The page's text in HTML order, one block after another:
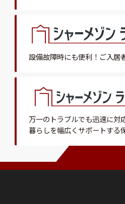
設備故障時にも便利！ ご入居
万一のトラブルでも迅速に対
暮らしを幅広くサポートする